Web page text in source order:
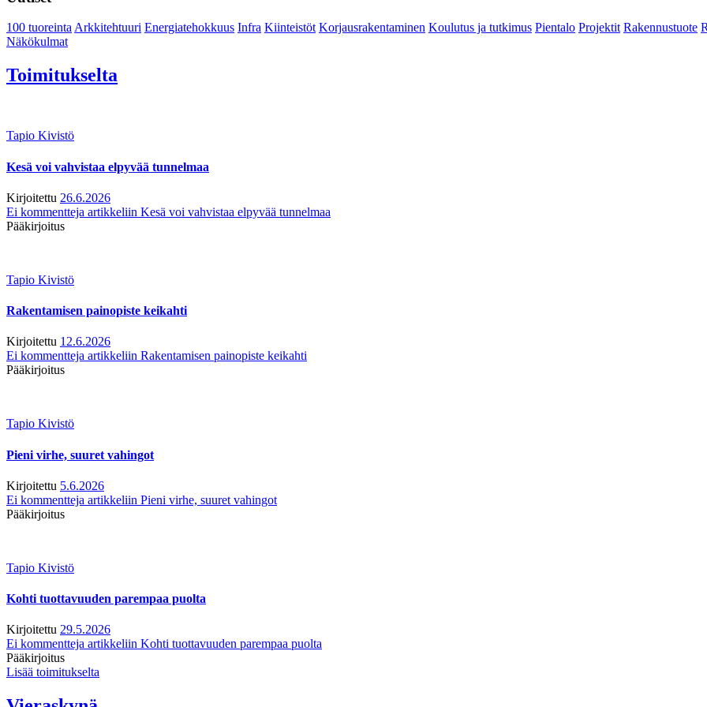
100 tuoreintaArkkitehtuuri Energiatehokkuus Infra Kiinteistöt Korjausrakentaminen Koulutus ja tutkimus Pientalo Projektit Rakennustuote
Näkökulmat
Toimitukselta
Tapio Kivistö
Kesä voi vahvistaa elpyvää tunnelmaa
Kirjoitettu 26.6.2026
Ei kommentteja artikkeliin Kesä voi vahvistaa elpyvää tunnelmaa
Pääkirjoitus
Tapio Kivistö
Rakentamisen painopiste keikahti
Kirjoitettu 12.6.2026
Ei kommentteja artikkeliin Rakentamisen painopiste keikahti
Pääkirjoitus
Tapio Kivistö
Pieni virhe, suuret vahingot
Kirjoitettu 5.6.2026
Ei kommentteja artikkeliin Pieni virhe, suuret vahingot
Pääkirjoitus
Tapio Kivistö
Kohti tuottavuuden parempaa puolta
Kirjoitettu 29.5.2026
Ei kommentteja artikkeliin Kohti tuottavuuden parempaa puolta
Pääkirjoitus
Lisää toimitukselta